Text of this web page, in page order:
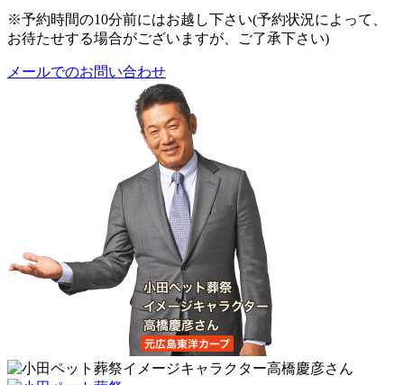
※予約時間の10分前にはお越し下さい(予約状況によって、
お待たせする場合がございますが、ご了承下さい)
メールでのお問い合わせ